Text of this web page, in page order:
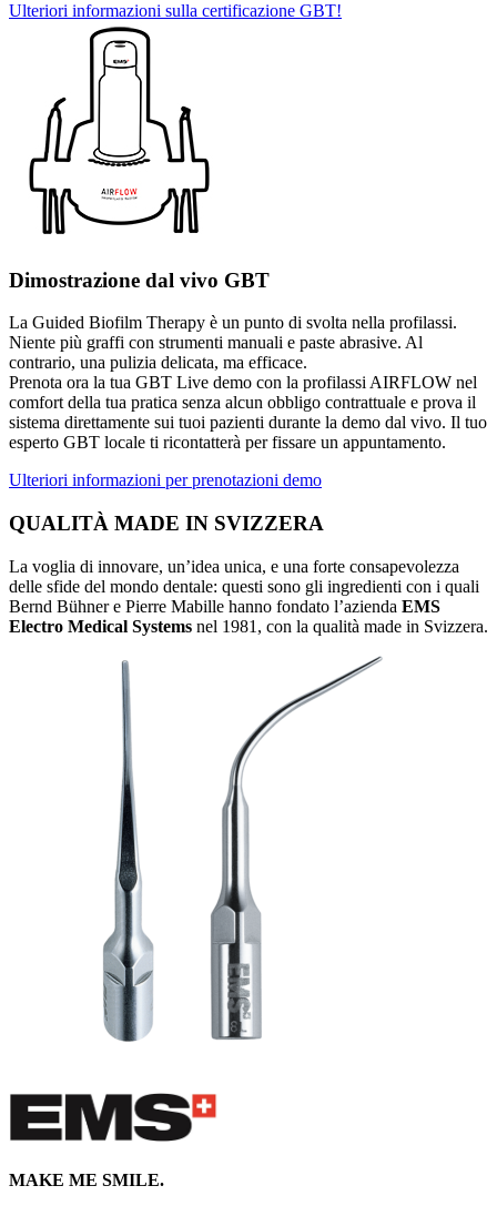
Ulteriori informazioni sulla certificazione GBT!
Dimostrazione dal vivo GBT
La Guided Biofilm Therapy è un punto di svolta nella profilassi.
Niente più graffi con strumenti manuali e paste abrasive. Al
contrario, una pulizia delicata, ma efficace.
Prenota ora la tua GBT Live demo con la profilassi AIRFLOW nel
comfort della tua pratica senza alcun obbligo contrattuale e prova il
sistema direttamente sui tuoi pazienti durante la demo dal vivo. Il tuo
esperto GBT locale ti ricontatterà per fissare un appuntamento.
Ulteriori informazioni per prenotazioni demo
QUALITÀ MADE IN SVIZZERA
La voglia di innovare, un’idea unica, e una forte consapevolezza
delle sfide del mondo dentale: questi sono gli ingredienti con i quali
Bernd Bühner e Pierre Mabille hanno fondato l’azienda EMS
Electro Medical Systems nel 1981, con la qualità made in Svizzera.
MAKE ME SMILE.